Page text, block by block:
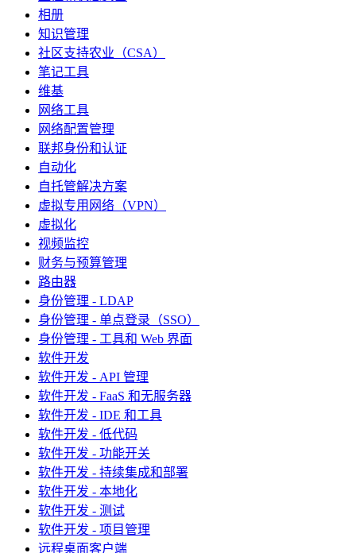
相册
知识管理
社区支持农业（CSA）
笔记工具
维基
网络工具
网络配置管理
联邦身份和认证
自动化
自托管解决方案
虚拟专用网络（VPN）
虚拟化
视频监控
财务与预算管理
路由器
身份管理 - LDAP
身份管理 - 单点登录（SSO）
身份管理 - 工具和 Web 界面
软件开发
软件开发 - API 管理
软件开发 - FaaS 和无服务器
软件开发 - IDE 和工具
软件开发 - 低代码
软件开发 - 功能开关
软件开发 - 持续集成和部署
软件开发 - 本地化
软件开发 - 测试
软件开发 - 项目管理
远程桌面客户端